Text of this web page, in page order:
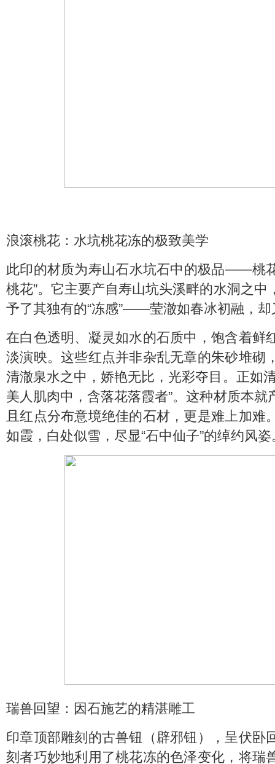
浪滚桃花：水坑桃花冻的极致美学
此印的材质为寿山石水坑石中的极品——桃
桃花”。它主要产自寿山坑头溪畔的水洞之
予了其独有的“冻感”——莹澈如春冰初融，却
在白色透明、凝灵如水的石质中，饱含着鲜
淡演映。这些红点并非杂乱无章的朱砂堆砌
清澈泉水之中，娇艳无比，光彩夺目。正如
美人肌肉中，含落花落霞者”。这种材质本
且红点分布意境绝佳的石材，更是难上加难
如霞，白处似雪，尽显“石中仙子”的绰约风姿
瑞兽回望：因石施艺的精湛雕工
印章顶部雕刻的古兽钮（辟邪钮），呈伏卧
刻者巧妙地利用了桃花冻的色泽变化，将瑞